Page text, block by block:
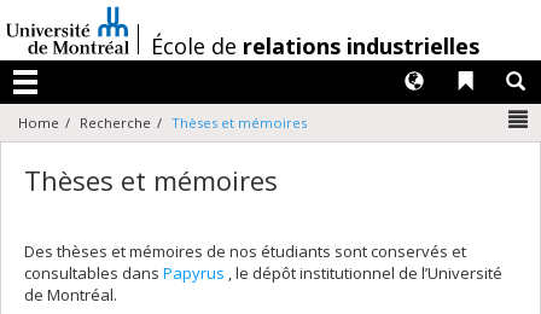
au
contenu
/École de relations industrielles
Menu
Liens
Langues
Home Recherche Thèses et mémoires
Thèses et mémoires
Des thèses et mémoires de nos étudiants sont conservés et
consultables dans Papyrus , le dépôt institutionnel de l’Université
de Montréal.